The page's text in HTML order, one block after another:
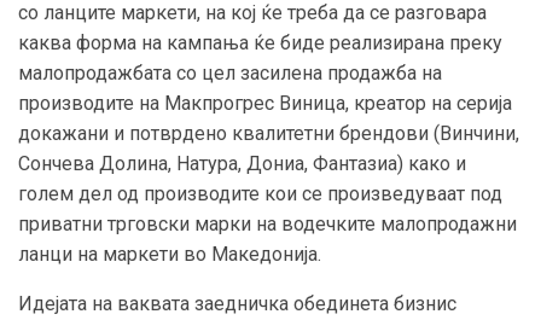
со ланците маркети, на кој ќе треба да се разговара
каква форма на кампања ќе биде реализирана преку
малопродажбата со цел засилена продажба на
производите на Макпрогрес Виница, креатор на серија
докажани и потврдено квалитетни брендови (Винчини,
Сончева Долина, Натура, Дониа, Фантазиа) како и
голем дел од производите кои се произведуваат под
приватни трговски марки на водечките малопродажни
ланци на маркети во Македонија.
Идејата на ваквата заедничка обединета бизнис